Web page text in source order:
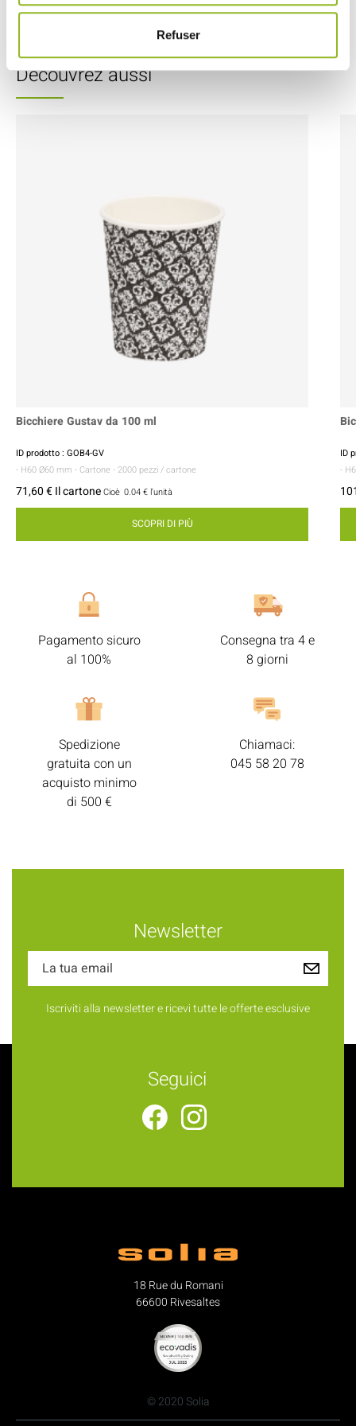
Refuser
Découvrez aussi
Bicchiere Gustav da 100 ml
ID prodotto : GOB4-GV
- H60 Ø60 mm - Cartone - 2000 pezzi / cartone
71,60 € Il cartoneCioè 0.04 € l'unità
SCOPRI DI PIÙ
ID
-
Pagamento sicuro
al 100%
Consegna tra 4 e
8 giorni
Spedizione
gratuita con un
acquisto minimo
di 500 €
Chiamaci:
045 58 20 78
Newsletter
Iscriviti alla newsletter e ricevi tutte le offerte esclusive
Seguici
18 Rue du Romani
66600 Rivesaltes
© 2020 Solia